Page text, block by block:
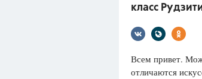
ОГЭ
ФИПИ
класс
Всем привет.
отличаются